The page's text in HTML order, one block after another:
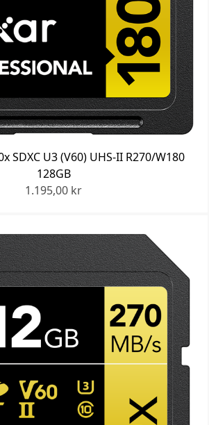
SDXC U3 (V60) UHS-II R270/W180
128GB
1.195,00 kr